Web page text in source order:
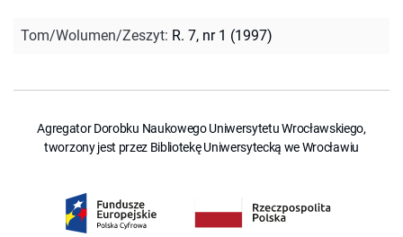
Tom/Wolumen/Zeszyt: R. 7, nr 1 (1997)
Agregator Dorobku Naukowego Uniwersytetu Wrocławskiego,
tworzony jest przez Bibliotekę Uniwersytecką we Wrocławiu